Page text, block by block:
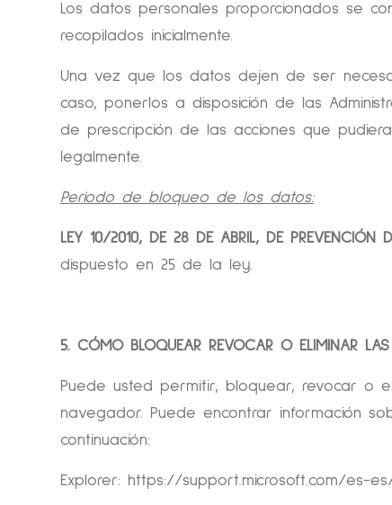
Los datos personales proporcionados se
recopilados inicialmente.
Una vez que los datos dejen de ser
caso, ponerlos a disposición de las
de prescripción de las acciones que
legalmente.
Periodo de bloqueo de los datos:
LEY 10/2010, DE 28 DE ABRIL, DE PREVENCIÓN
dispuesto en 25 de la ley.
5. CÓMO BLOQUEAR REVOCAR O ELIMINAR
Puede usted permitir, bloquear, revocar o
navegador. Puede encontrar información
continuación:
Explorer: https://support.microsoft.com/es-